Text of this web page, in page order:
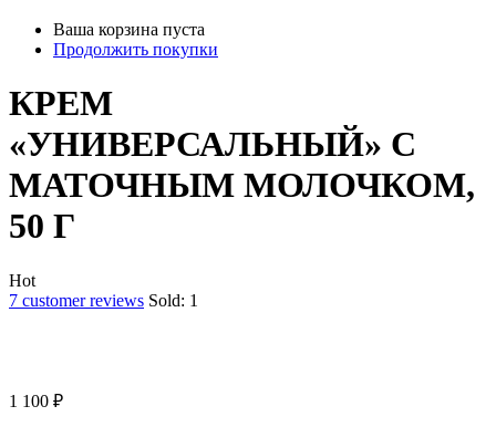
Ваша корзина пуста
Продолжить покупки
КРЕМ
«УНИВЕРСАЛЬНЫЙ» С
МАТОЧНЫМ МОЛОЧКОМ,
50 Г
Hot
7 customer reviews Sold: 1
1 100 ₽